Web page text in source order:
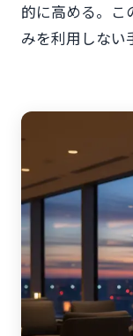
的に高める。こ
みを利用しない